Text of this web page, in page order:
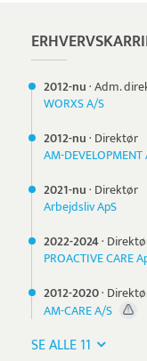
2012-nu·Adm.
WORXS A/S
2012-nu· Direktør
AM-DEVELOPMENT
2021-nu· Direktør
Arbejdsliv ApS
2022-2024·
PROACTIVE CARE
2012-2020·
AM-CARE A/S
SE ALLE 11